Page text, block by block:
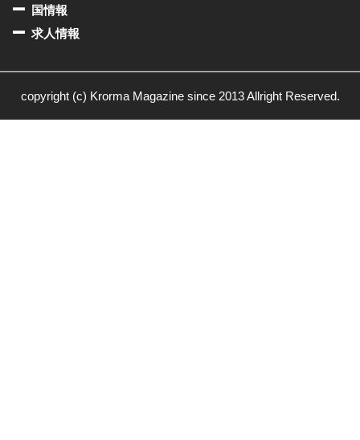
国情報
求人情報
copyright (c) Krorma Magazine since 2013 Allright Reserved.